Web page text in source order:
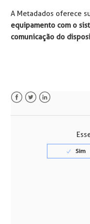
A Metadados oferece
equipamento com o
comunicação do